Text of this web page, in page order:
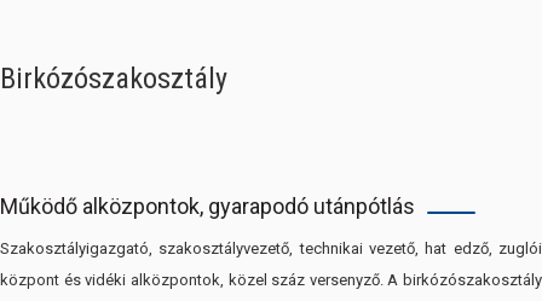
Birkózószakosztály
Működő alközpontok, gyarapodó utánpótlás
Szakosztályigazgató, szakosztályvezető, technikai vezető, hat edző, zuglói
központ és vidéki alközpontok, közel száz versenyző. A birkózószakosztály